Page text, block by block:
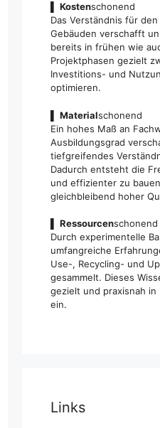
Kostenschonend
Das Verständnis für
Gebäuden verschafft
bereits in frühen wie
Projektphasen gezielt
Investitions- und
optimieren.
Materialschonend
Ein hohes Maß an
Ausbildungsgrad
tiefgreifendes
Dadurch entsteht die
und effizienter zu
gleichbleibend hoher
Ressourcenschonend
Durch experimentelle
umfangreiche
Use-, Recycling- und
gesammelt. Dieses
gezielt und praxisnah in
ein.
Links